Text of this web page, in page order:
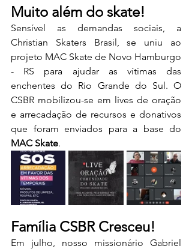
Muito além do skate!
Sensível as demandas sociais, a
Christian Skaters Brasil, se uniu ao
projeto MAC Skate de Novo Hamburgo
- RS para ajudar as vítimas das
enchentes do Rio Grande do Sul. O
CSBR mobilizou-se em lives de oração
e arrecadação de recursos e donativos
MAC Skate.
Família CSBR Cresceu!
Em julho, nosso missionário Gabriel